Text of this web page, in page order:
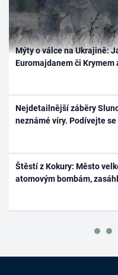
Mýty o válce na Ukrajině:
Euromajdanem či Krymem
Nejdetailnější záběry
neznámé víry. Podívejte
Štěstí z Kokury: Město
atomovým bombám,